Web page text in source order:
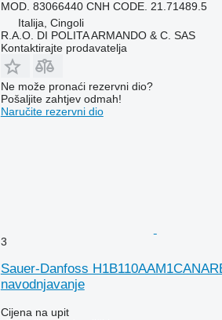
MOD. 83066440 CNH CODE. 21.71489.5
Italija, Cingoli
R.A.O. DI POLITA ARMANDO & C. SAS
Kontaktirajte prodavatelja
Ne može pronaći rezervni dio?
Pošaljite zahtjev odmah!
Naručite rezervni dio
3
Sauer-Danfoss
navodnjavanje
Cijena na upit